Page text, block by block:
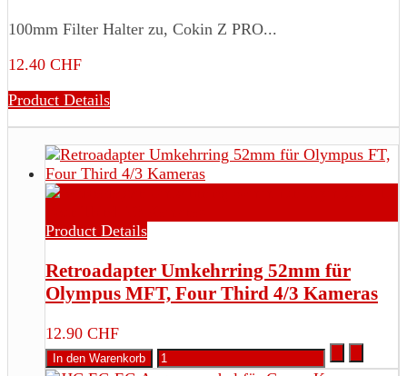
100mm Filter Halter zu, Cokin Z PRO...
12.40 CHF
Product Details
Product Details
Retroadapter Umkehrring 52mm für
Olympus MFT, Four Third 4/3 Kameras
12.90 CHF